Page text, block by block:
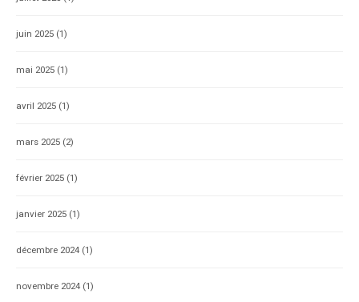
juin 2025 (1)
mai 2025 (1)
avril 2025 (1)
mars 2025 (2)
février 2025 (1)
janvier 2025 (1)
décembre 2024 (1)
novembre 2024 (1)